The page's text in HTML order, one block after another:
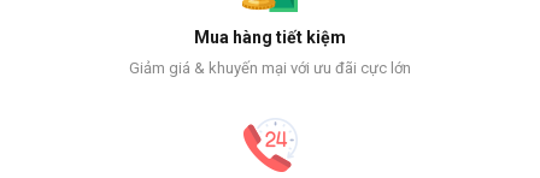
Mua hàng tiết kiệm
Giảm giá & khuyến mại với ưu đãi cực lớn